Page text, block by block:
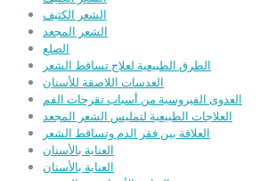
الشعر الكثيف
الشعر المجعد
الصلع
الطرق الطبيعية لعلاج تساقط الشعر
العدسات اللاصقة للأسنان
العدوى الفيروسية من أسباب تقرحات الفم
العلاجات الطبيعية لتمليس الشعر المجعد
العلاقة بين فقر الدم وتساقط الشعر
العناية بالأسنان
العناية بالأسنان